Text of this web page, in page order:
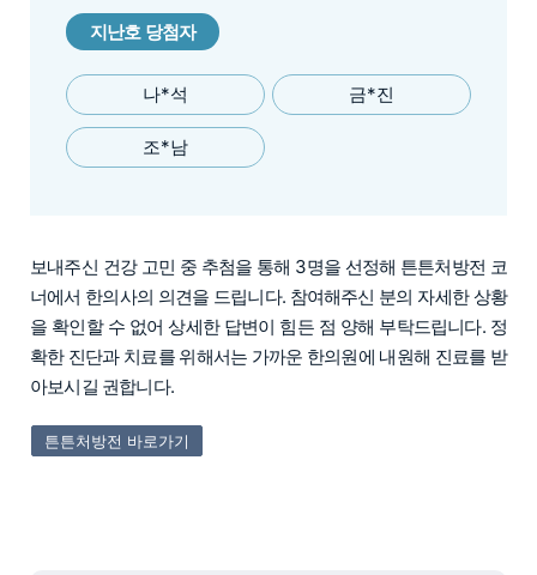
지난호 당첨자
나*석 금*진
조*남
보내주신 건강 고민 중 추첨을 통해 3명을 선정해 튼튼처방전 코
너에서 한의사의 의견을 드립니다. 참여해주신 분의 자세한 상황
을 확인할 수 없어 상세한 답변이 힘든 점 양해 부탁드립니다. 정
확한 진단과 치료를 위해서는 가까운 한의원에 내원해 진료를 받
아보시길 권합니다.
튼튼처방전 바로가기